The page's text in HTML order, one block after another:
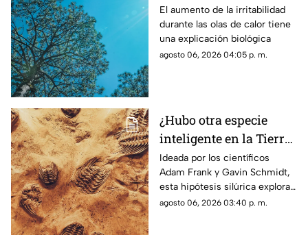
humor y te agota? Los
efectos reales de las
altas temperaturas en
el cuerpo
El aumento de la irritabilidad
durante las olas de calor tiene
una explicación biológica
agosto 06, 2026 04:05 p. m.
¿Hubo otra especie
inteligente en la Tierra
antes que nosotros? Lo
que dice la ciencia
sobre la hipótesis
silúrica
Ideada por los científicos
Adam Frank y Gavin Schmidt,
esta hipótesis silúrica explora
si una sociedad tecnológica
agosto 06, 2026 03:40 p. m.